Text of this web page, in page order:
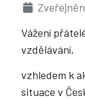
Vážení
vzdělávání,
vzhledem k
situace v